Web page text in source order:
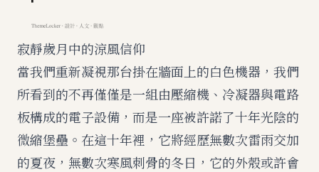
寂靜歲月中的涼風信仰
當我們重新凝視那台掛在牆面上的白色機器，我們
所看到的不再僅僅是一組由壓縮機、冷凝器與電路
板構成的電子設備，而是一座被許諾了十年光陰的
微縮堡壘。在這十年裡，它將經歷無數次雷雨交加
的夏夜，無數次寒風刺骨的冬日，它的外殼或許會